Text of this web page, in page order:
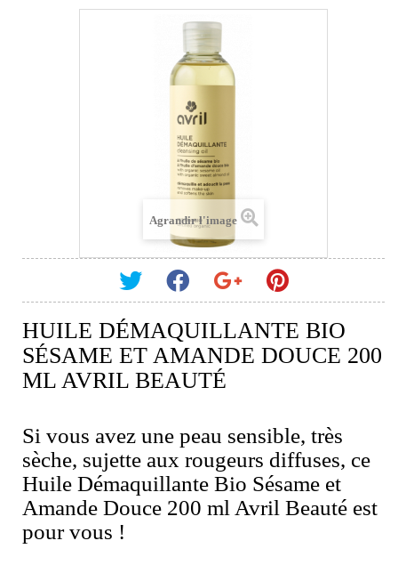
Agrandir l'image
HUILE DÉMAQUILLANTE BIO
SÉSAME ET AMANDE DOUCE 200
ML AVRIL BEAUTÉ
Si vous avez une peau sensible, très
sèche, sujette aux rougeurs diffuses, ce
Huile Démaquillante Bio Sésame et
Amande Douce 200 ml Avril Beauté est
pour vous !